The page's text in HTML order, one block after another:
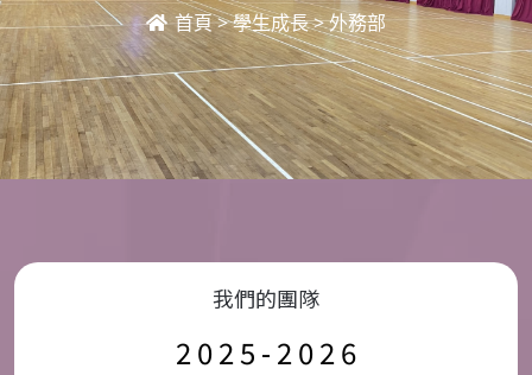
首頁>學生成長>外務部
我們的團隊
2 0 2 5 - 2 0 2 6